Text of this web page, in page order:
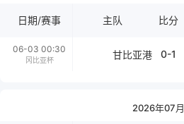
日期/赛事 主队 比分
06-03 00:30
冈比亚杯 甘比亚港 0-1
2026年07月